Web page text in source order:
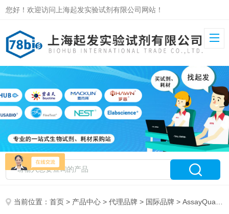
您好！欢迎访问上海起发实验试剂有限公司网站！
当前位置：首页 > 产品中心 >代理品牌 > 国际品牌 > AssayQuant Technologies特约代理经销